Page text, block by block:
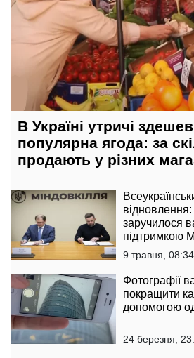
В Україні утричі
популярна ягода: за
продають у різних
заручилося
підтримкою
9 травня, 08:34
Фотографії
покращити
допомогою
24 березня,